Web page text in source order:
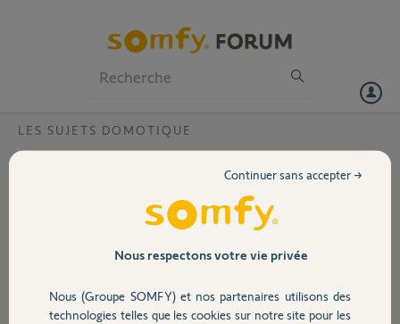
Volet
Sécurité
LES SUJETS DOMOTIQUE
Migration d’une TaHoma Switch HS vers
Comment réaliser une migration des données de mon ancienne
TaHoma Switch qui est HS. Je ne peux plus me connecter. Vers une
Faut il supprimer mon ancienne Switch de l’application ?
Nous respectons votre vie privée
Nous (Groupe SOMFY) et nos partenaires utilisons des
technologies telles que les cookies sur notre site pour les
Continuer sans accepter →